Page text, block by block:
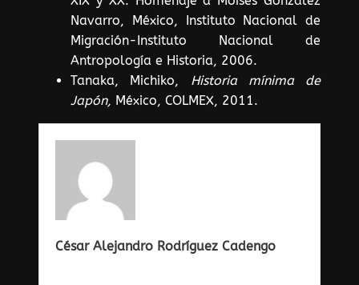
Navarro, México, Instituto Nacional de
Migración-Instituto Nacional de
Antropología e Historia, 2006.
Tanaka, Michiko, Historia mínima de
Japón, México, COLMEX, 2011.
César Alejandro Rodríguez Cadengo